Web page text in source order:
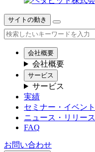
サイトの動き
会社概要
会社概要
サービス
サービス
実績
セミナー・イベント
ニュース・リリース
FAQ
お問い合わせ